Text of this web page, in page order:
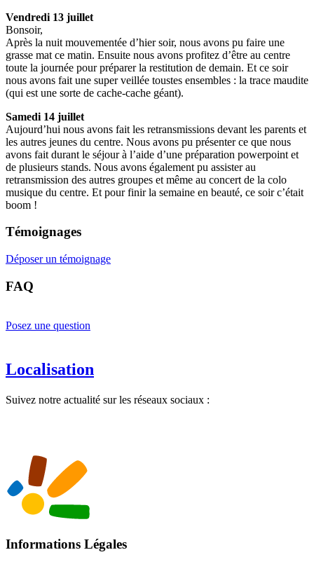
Vendredi 13 juillet
Bonsoir,
Après la nuit mouvementée d’hier soir, nous avons pu faire une
grasse mat ce matin. Ensuite nous avons profitez d’être au centre
toute la journée pour préparer la restitution de demain. Et ce soir
nous avons fait une super veillée toustes ensembles : la trace maudite
(qui est une sorte de cache-cache géant).
Samedi 14 juillet
Aujourd’hui nous avons fait les retransmissions devant les parents et
les autres jeunes du centre. Nous avons pu présenter ce que nous
avons fait durant le séjour à l’aide d’une préparation powerpoint et
de plusieurs stands. Nous avons également pu assister au
retransmission des autres groupes et même au concert de la colo
musique du centre. Et pour finir la semaine en beauté, ce soir c’était
boom !
Témoignages
Déposer un témoignage
FAQ
Posez une question
Localisation
Suivez notre actualité sur les réseaux sociaux :
Informations Légales